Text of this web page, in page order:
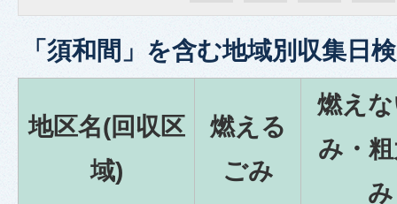
「 須和間 」を含む地域別収集日
地区名(回収区
域)
燃える
ごみ
燃え
み・
み